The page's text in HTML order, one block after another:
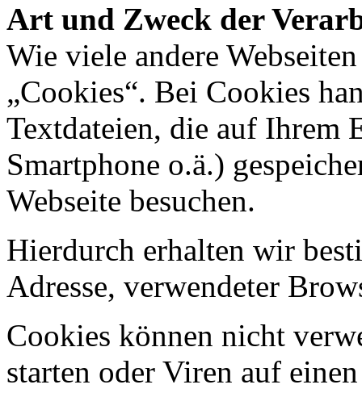
Art und Zweck der
Wie viele andere
„Cookies“. Bei Cookies
Textdateien, die auf Ihrem
Smartphone o.ä.)
Webseite besuchen.
Hierdurch erhalten wir
Adresse, verwendeter
Cookies können nicht
starten oder Viren auf